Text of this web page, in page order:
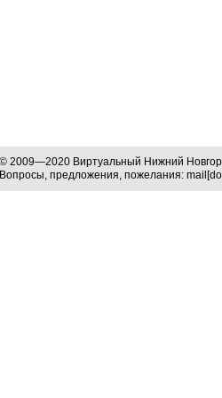
© 2009—2020 Виртуальный Нижний
Вопросы, предложения, пожелания: